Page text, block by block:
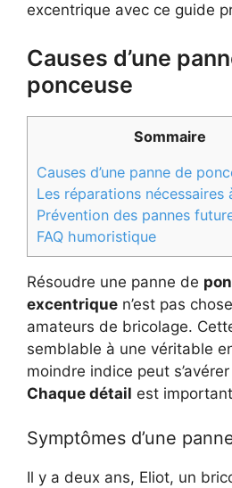
excentrique avec ce guide
Causes d’une
ponceuse
Sommaire
Causes d’une panne de
Les réparations nécessaires
Prévention des pannes
FAQ humoristique
Résoudre une panne de
excentrique n’est pas
amateurs de bricolage.
semblable à une véritable
moindre indice peut
Chaque détail est
Symptômes d’une
Il y a deux ans, Eliot, un